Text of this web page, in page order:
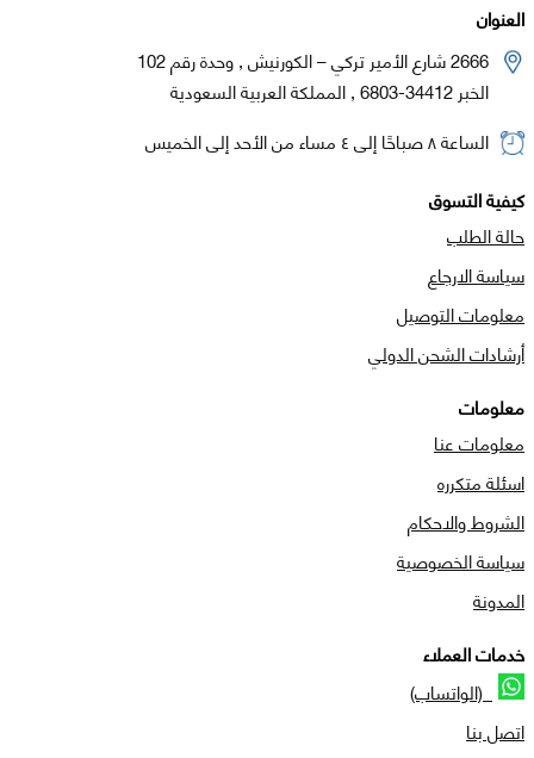
العنوان
2666 شارع الأمير تركي – الكورنيش , وحدة رقم 102
الخبر 34412-6803 , المملكة العربية السعودية
الساعة ٨ صباحًا إلى ٤ مساء من الأحد إلى الخميس
كيفية التسوق
حالة الطلب
سياسة الارجاع
معلومات التوصيل
أرشادات الشحن الدولي
معلومات
معلومات عنا
اسئلة متكرره
الشروط والاحكام
سياسة الخصوصية
المدونة
خدمات العملاء
(الواتساب)
اتصل بنا